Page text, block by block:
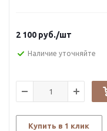
2 100 руб./шт
Наличие уточняйте
Купить в 1 клик